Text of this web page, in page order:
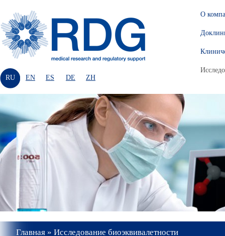
О
RU
EN ES DE ZH
Главная » Исследование биоэквивалетности